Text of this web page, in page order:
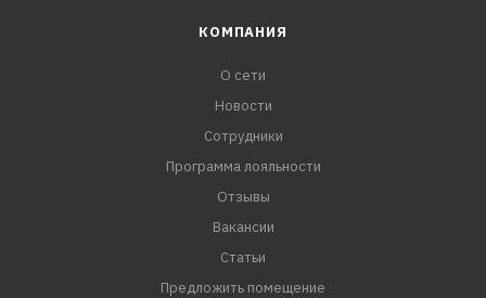
КОМПАНИЯ
О сети
Новости
Сотрудники
Программа лояльности
Отзывы
Вакансии
Статьи
Предложить помещение